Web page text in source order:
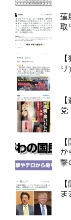
蓮
取
り
党
か
撃
ま